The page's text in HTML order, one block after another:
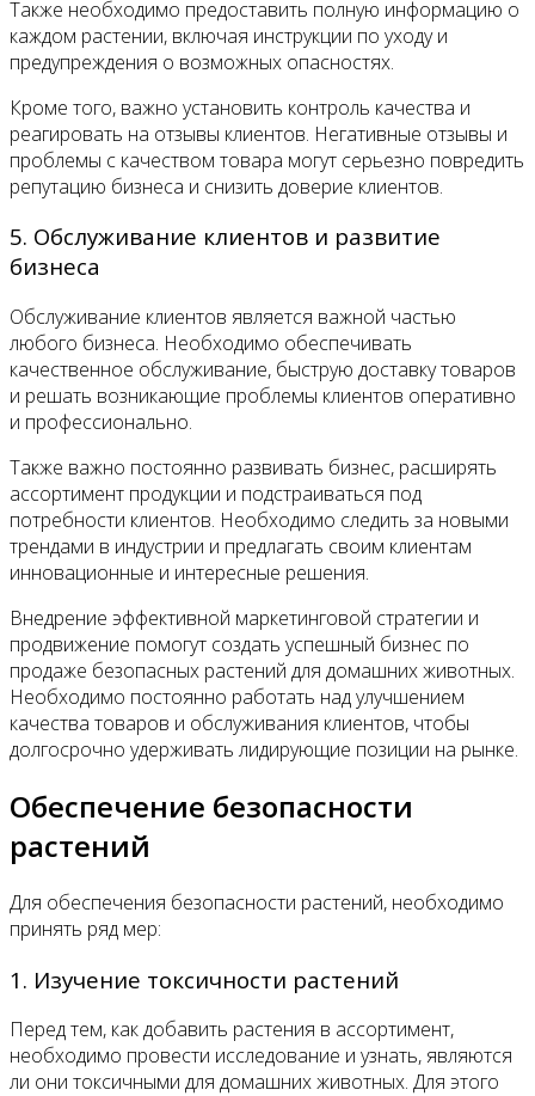
Также необходимо предоставить полную информацию о
каждом растении, включая инструкции по уходу и
предупреждения о возможных опасностях.
Кроме того, важно установить контроль качества и
реагировать на отзывы клиентов. Негативные отзывы и
проблемы с качеством товара могут серьезно повредить
репутацию бизнеса и снизить доверие клиентов.
5. Обслуживание клиентов и развитие
бизнеса
Обслуживание клиентов является важной частью
любого бизнеса. Необходимо обеспечивать
качественное обслуживание, быструю доставку товаров
и решать возникающие проблемы клиентов оперативно
и профессионально.
Также важно постоянно развивать бизнес, расширять
ассортимент продукции и подстраиваться под
потребности клиентов. Необходимо следить за новыми
трендами в индустрии и предлагать своим клиентам
инновационные и интересные решения.
Внедрение эффективной маркетинговой стратегии и
продвижение помогут создать успешный бизнес по
продаже безопасных растений для домашних животных.
Необходимо постоянно работать над улучшением
качества товаров и обслуживания клиентов, чтобы
долгосрочно удерживать лидирующие позиции на рынке.
Обеспечение безопасности
растений
Для обеспечения безопасности растений, необходимо
принять ряд мер:
1. Изучение токсичности растений
Перед тем, как добавить растения в ассортимент,
необходимо провести исследование и узнать, являются
ли они токсичными для домашних животных. Для этого